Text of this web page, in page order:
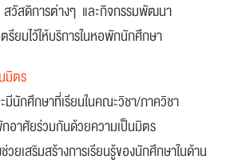
วัสดิการต่างๆ และกิจกรรมพัฒนา
ยมไว้ให้บริการในหอพักนักศึกษา
มิตร
นักศึกษาที่เรียนในคณะวิชา/ภาควิชา
อาศัยร่วมกันด้วยความเป็นมิตร
ยเสริมสร้างการเรียนรู้ของนักศึกษาในด้าน